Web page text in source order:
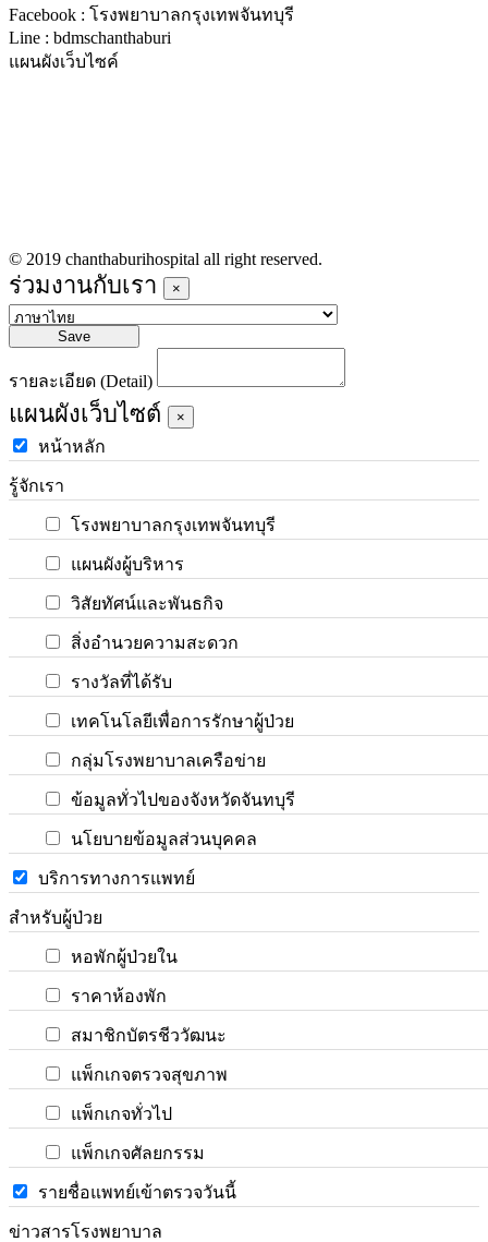
Facebook : โรงพยาบาลกรุงเทพจันทบุรี
Line : bdmschanthaburi
แผนผังเว็บไซค์
© 2019 chanthaburihospital all right reserved.
ร่วมงานกับเรา ×
Save
รายละเอียด (Detail)
แผนผังเว็บไซต์ ×
หน้าหลัก
รู้จักเรา
โรงพยาบาลกรุงเทพจันทบุรี
แผนผังผู้บริหาร
วิสัยทัศน์และพันธกิจ
สิ่งอำนวยความสะดวก
รางวัลที่ได้รับ
เทคโนโลยีเพื่อการรักษาผู้ป่วย
กลุ่มโรงพยาบาลเครือข่าย
ข้อมูลทั่วไปของจังหวัดจันทบุรี
นโยบายข้อมูลส่วนบุคคล
บริการทางการแพทย์
สำหรับผู้ป่วย
หอพักผู้ป่วยใน
ราคาห้องพัก
สมาชิกบัตรชีววัฒนะ
แพ็กเกจตรวจสุขภาพ
แพ็กเกจทั่วไป
แพ็กเกจศัลยกรรม
รายชื่อแพทย์เข้าตรวจวันนี้
ข่าวสารโรงพยาบาล